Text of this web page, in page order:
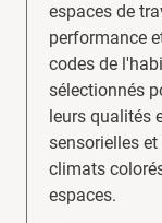
espaces de
performance
codes de
sélectionnés
leurs qualités
sensorielles
climats
espaces.